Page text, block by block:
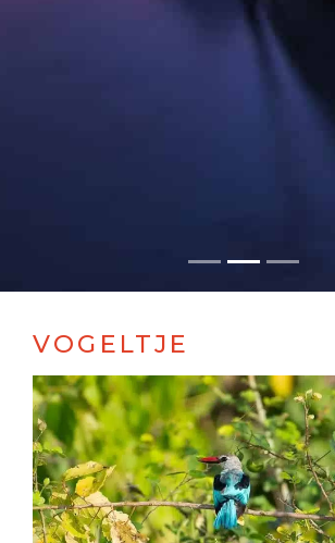
VOGELTJE